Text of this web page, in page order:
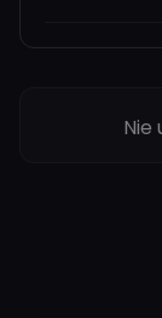
Nie